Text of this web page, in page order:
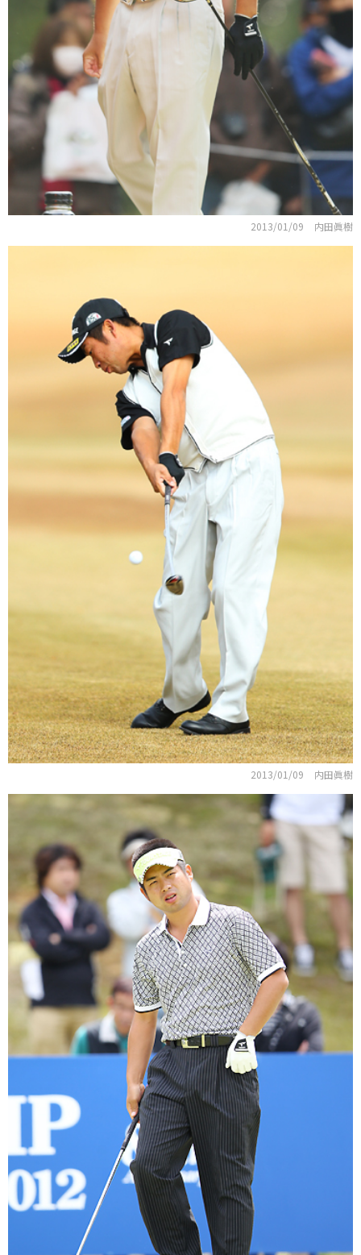
2013/01/09 内田眞樹
2013/01/09 内田眞樹